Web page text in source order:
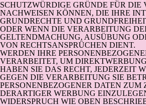
SCHUTZWÜRDIGE GRÜNDE FÜR DIE
NACHWEISEN KÖNNEN, DIE IHRE
GRUNDRECHTE UND
ODER WENN DIE VERARBEITUNG
GELTENDMACHUNG, AUSÜBUNG
VON RECHTSANSPRÜCHEN DIENT.
WERDEN IHRE
VERARBEITET, UM
HABEN SIE DAS RECHT, JEDERZEIT
GEGEN DIE VERARBEITUNG SIE
PERSONENBEZOGENER DATEN ZUM
DERARTIGER WERBUNG
WIDERSPRUCH WIE OBEN